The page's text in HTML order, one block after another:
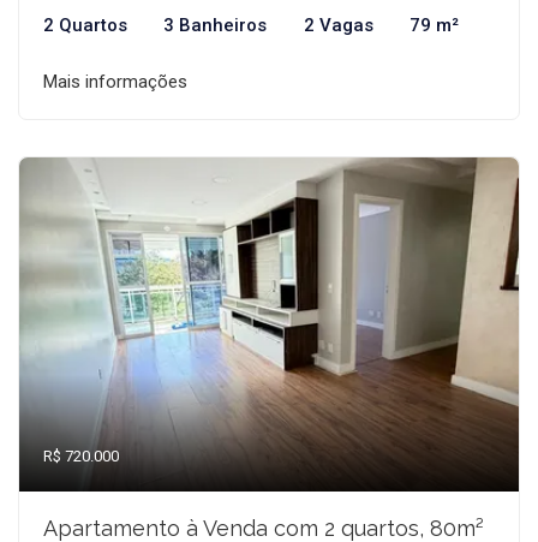
2 Quartos 3 Banheiros 2 Vagas 79 m²
Mais informações
R$ 720.000
Apartamento à Venda com 2 quartos, 80m²